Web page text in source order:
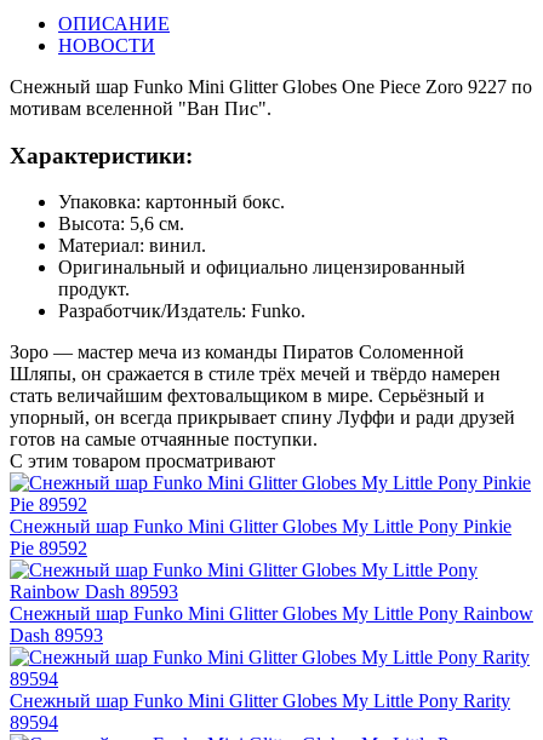
ОПИСАНИЕ
НОВОСТИ
Снежный шар Funko Mini Glitter Globes One Piece Zoro 9227 по
мотивам вселенной "Ван Пис".
Характеристики:
Упаковка: картонный бокс.
Высота: 5,6 см.
Материал: винил.
Оригинальный и официально лицензированный
продукт.
Разработчик/Издатель: Funko.
Зоро — мастер меча из команды Пиратов Соломенной
Шляпы, он сражается в стиле трёх мечей и твёрдо намерен
стать величайшим фехтовальщиком в мире. Серьёзный и
упорный, он всегда прикрывает спину Луффи и ради друзей
готов на самые отчаянные поступки.
С этим товаром просматривают
Снежный шар Funko Mini Glitter Globes My Little Pony Pinkie
Pie 89592
Снежный шар Funko Mini Glitter Globes My Little Pony Rainbow
Dash 89593
Снежный шар Funko Mini Glitter Globes My Little Pony Rarity
89594